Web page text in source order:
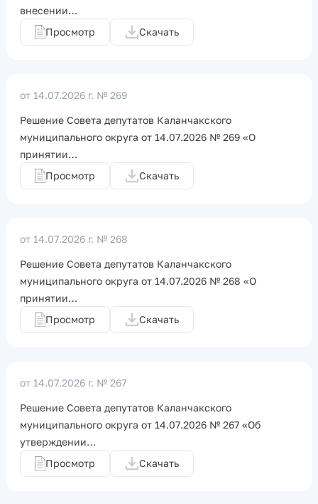
внесении…
Просмотр
Скачать
от 14.07.2026 г. № 269
Решение Совета депутатов Каланчакского
муниципального округа от 14.07.2026 № 269 «О
принятии…
Просмотр
Скачать
от 14.07.2026 г. № 268
Решение Совета депутатов Каланчакского
муниципального округа от 14.07.2026 № 268 «О
принятии…
Просмотр
Скачать
от 14.07.2026 г. № 267
Решение Совета депутатов Каланчакского
муниципального округа от 14.07.2026 № 267 «Об
утверждении…
Просмотр
Скачать